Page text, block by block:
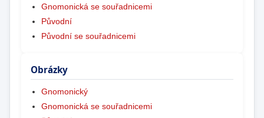
Gnomonická se souřadnicemi
Původní
Původní se souřadnicemi
Obrázky
Gnomonický
Gnomonická se souřadnicemi